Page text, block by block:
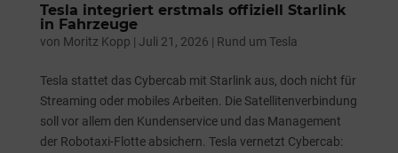
Tesla integriert erstmals offiziell Starlink
in Fahrzeuge
von Moritz Kopp | Juli 21, 2026 | Rund um Tesla
Tesla stattet das Cybercab mit Starlink aus, doch nicht für
Streaming oder mobiles Arbeiten. Die Satellitenverbindung
soll vor allem den Kundenservice und das Management
der Robotaxi-Flotte absichern. Tesla vernetzt Cybercab: